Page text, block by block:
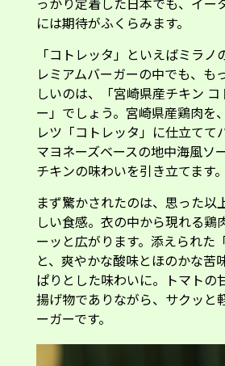
「コトレッタ」といえばミラノ
しいのは、「宮崎県産チキン
ー」でしょう。宮崎県産鶏肉を
レツ「コトレッタ」に仕立てて
マヨネーズベースの地中海風ソ
チキンの味わいを引き立てます
まず驚かされたのは、思った以
ーッと広がります。添えられた
と、爽やかな酸味とほのかな苦
ぱりとした味わいに。トマトの
揚げ物でありながら、サクッと
ーガーです。